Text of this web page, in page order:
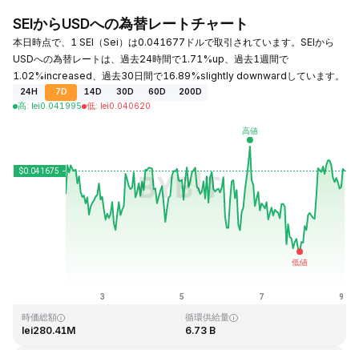
SEIからUSDへの為替レートチャート
本日時点で、1 SEI（Sei）は0.041677ドルで取引されています。SEIから
USDへの為替レートは、過去24時間で1.71%up、過去1週間で
1.02%increased、過去30日間で16.89%slightly downwardしています。
24H 7D 14D 30D 60D
200D
高: lei0.041995 低: lei0.040620
時価総額
lei280.41M
循環供給量
6.73 B